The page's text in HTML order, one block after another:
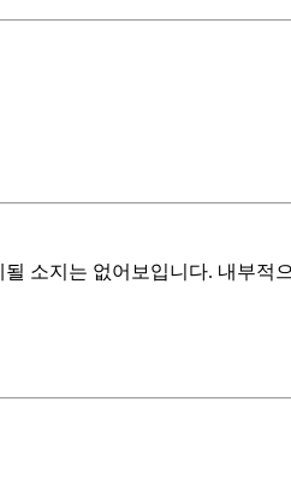
소지는 없어보입니다. 내부적